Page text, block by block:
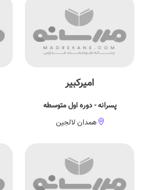
امیرکبیر
پسرانه - دوره اول متوسطه
همدان لالجین